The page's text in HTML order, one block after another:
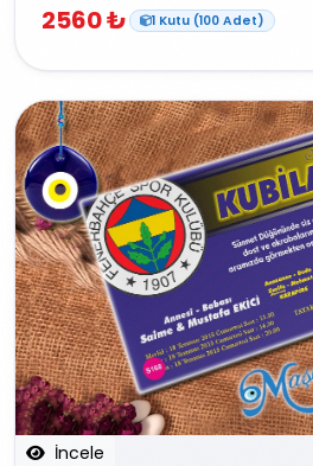
2560 ₺ 1 Kutu (100 Adet)
İncele